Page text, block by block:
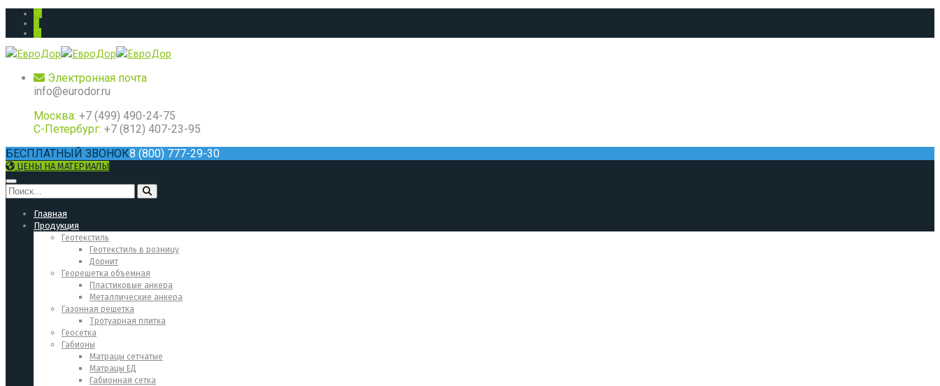
Электронная почта
info@eurodor.ru
Москва: +7 (499) 490-24-75
С-Петербург: +7 (812) 407-23-95
БЕСПЛАТНЫЙ ЗВОНОК8 (800) 777-29-30
ЦЕНЫ НА МАТЕРИАЛЫ
Главная
Продукция
Геотекстиль
Геотекстиль в розницу
Дорнит
Георешетка объемная
Пластиковые анкера
Металлические анкера
Газонная решетка
Тротуарная плитка
Геосетка
Габионы
Матрацы сетчатые
Матрацы ЕД
Габионная сетка